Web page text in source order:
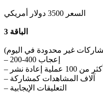
السعر 3500 دولار أمريكي
الباقة 3
– 200-400 إعجاب
– أكثر من 100 عملية إعادة نشر
– آلاف المشاهدات كمشاركة
– التعليقات الإيجابية